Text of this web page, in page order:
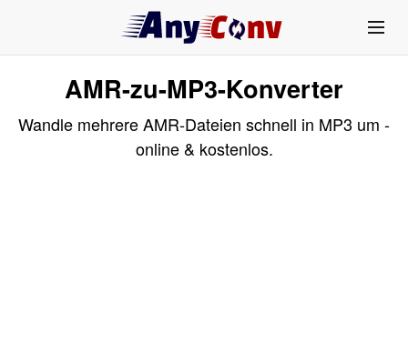
AMR-zu-MP3-Konverter
Wandle mehrere AMR-Dateien schnell in MP3 um -
online & kostenlos.